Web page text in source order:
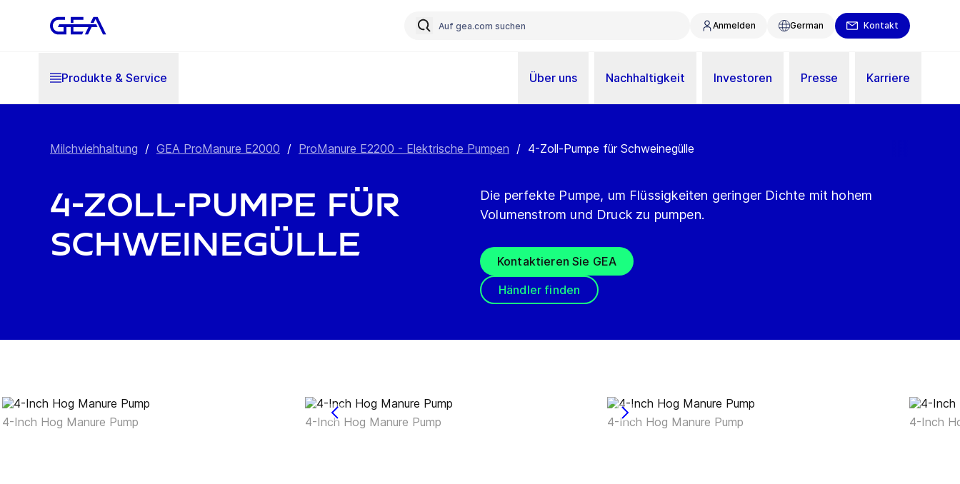
Anmelden German Kontakt
Produkte & Service Über uns Nachhaltigkeit Investoren Presse Karriere
Milchviehhaltung / GEA ProManure E2000 / ProManure E2200 - Elektrische Pumpen / 4-Zoll-Pumpe für Schweinegülle
4-Zoll-Pumpe für
Schweinegülle
Die perfekte Pumpe, um Flüssigkeiten geringer Dichte mit hohem
Volumenstrom und Druck zu pumpen.
Kontaktieren Sie GEA
Händler finden
4-Inch Hog Manure Pump 4-Inch Hog Manure Pump 4-Inch Hog Manure Pump 4-Inch